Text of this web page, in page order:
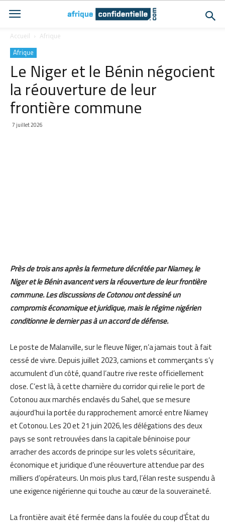
Accueil Afrique
Afrique
Le Niger et le Bénin négocient
la réouverture de leur
frontière commune
7 juillet 2026
Près de trois ans après la fermeture décrétée par Niamey, le
Niger et le Bénin avancent vers la réouverture de leur frontière
commune. Les discussions de Cotonou ont dessiné un
compromis économique et juridique, mais le régime nigérien
conditionne le dernier pas à un accord de défense.
Le poste de Malanville, sur le fleuve Niger, n’a jamais tout à fait
cessé de vivre. Depuis juillet 2023, camions et commerçants s’y
accumulent d’un côté, quand l’autre rive reste officiellement
close. C’est là, à cette charnière du corridor qui relie le port de
Cotonou aux marchés enclavés du Sahel, que se mesure
aujourd’hui la portée du rapprochement amorcé entre Niamey
et Cotonou. Les 20 et 21 juin 2026, les délégations des deux
pays se sont retrouvées dans la capitale béninoise pour
arracher des accords de principe sur les volets sécuritaire,
économique et juridique d’une réouverture attendue par des
milliers d’opérateurs. Un mois plus tard, l’élan reste suspendu à
une exigence nigérienne qui touche au cœur de la souveraineté.
La frontière avait été fermée dans la foulée du coup d’État du